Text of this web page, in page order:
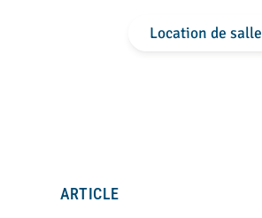
Location de salle
ARTICLE